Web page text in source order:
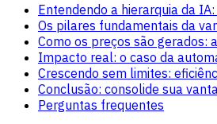
Entendendo a hierarquia da
Os pilares fundamentais da
Como os preços são gerados:
Impacto real: o caso da
Crescendo sem limites:
Conclusão: consolide sua
Perguntas frequentes